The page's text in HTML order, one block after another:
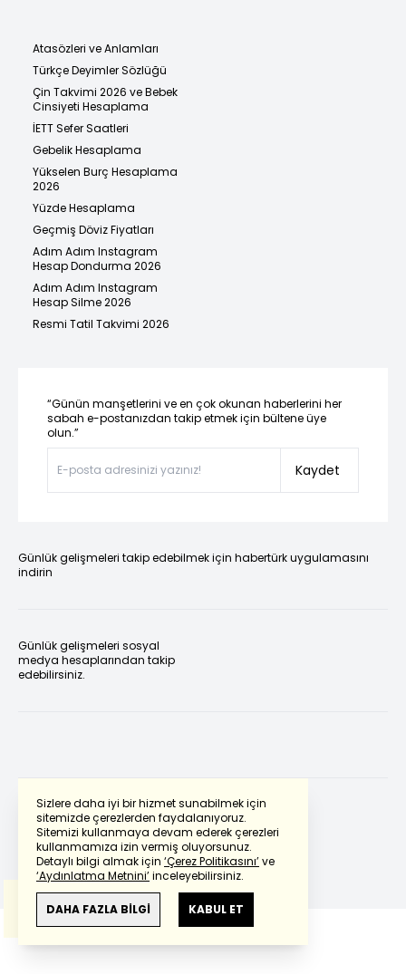
Sizlere daha iyi bir hizmet sunabilmek için
sitemizde çerezlerden faydalanıyoruz.
Sitemizi kullanmaya devam ederek çerezleri
kullanmamıza izin vermiş oluyorsunuz.
Detaylı bilgi almak için ‘Çerez Politikasını’ve
‘Aydınlatma Metnini’inceleyebilirsiniz.
DAHA FAZLA BİLGİ KABUL ET
Atasözleri ve Anlamları
Türkçe Deyimler Sözlüğü
Çin Takvimi 2026 ve Bebek
Cinsiyeti Hesaplama
İETT Sefer Saatleri
Gebelik Hesaplama
Yükselen Burç Hesaplama
2026
Yüzde Hesaplama
Geçmiş Döviz Fiyatları
Adım Adım Instagram
Hesap Dondurma 2026
Adım Adım Instagram
Hesap Silme 2026
Resmi Tatil Takvimi 2026
“Günün manşetlerini ve en çok okunan haberlerini her
sabah e-postanızdan takip etmek için bültene üye
olun.”
Kaydet
Günlük gelişmeleri takip edebilmek için habertürk uygulamasını
indirin
Günlük gelişmeleri sosyal
medya hesaplarından takip
edebilirsiniz.
Powered by Translate
Bu çevirideGoogle Transletekullanılmıştır.
Anlam ve çeviri hatalarından
haberturk.com
sorumlu değildir.